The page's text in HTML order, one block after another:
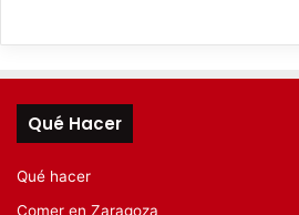
Qué Hacer
Qué hacer
Comer en Zaragoza